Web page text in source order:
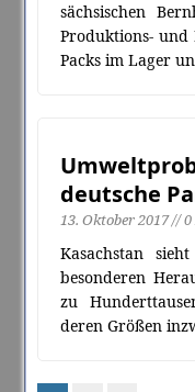
sächsischen
Produktions- und
Packs im Lager
deutsche
13. Oktober 2017 //
Kasachstan
besonderen
zu
deren Größen